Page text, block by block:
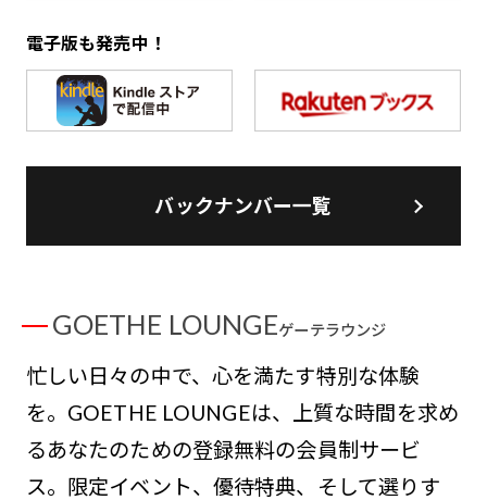
電子版も発売中！
バックナンバー一覧
GOETHE LOUNGEゲーテラウンジ
忙しい日々の中で、心を満たす特別な体験
を。GOETHE LOUNGEは、上質な時間を求め
るあなたのための登録無料の会員制サービ
ス。限定イベント、優待特典、そして選りす